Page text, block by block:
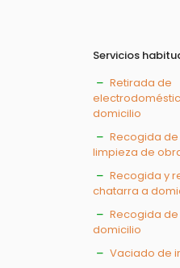
Servicios
Retirada de
domicilio
Recogida
limpieza de
Recogida y
chatarra a
Recogida
domicilio
Vaciado de